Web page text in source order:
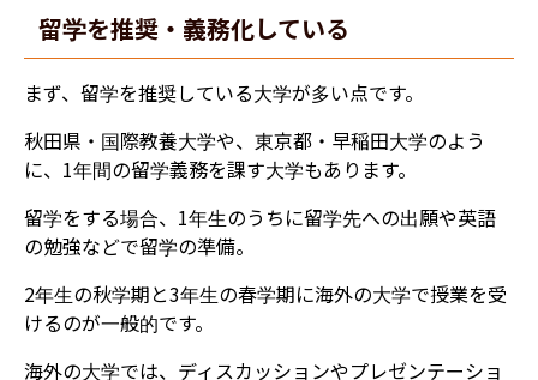
留学を推奨・義務化している
まず、留学を推奨している大学が多い点です。
秋田県・国際教養大学や、東京都・早稲田大学のよう
に、1年間の留学義務を課す大学もあります。
留学をする場合、1年生のうちに留学先への出願や英語
の勉強などで留学の準備。
2年生の秋学期と3年生の春学期に海外の大学で授業を受
けるのが一般的です。
海外の大学では、ディスカッションやプレゼンテーショ